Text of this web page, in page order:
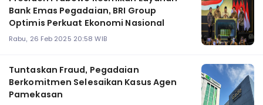
Bank Emas Pegadaian, BRI Group
Optimis Perkuat Ekonomi Nasional
Rabu, 26 Feb 2025 20:58 WIB
Tuntaskan Fraud, Pegadaian
Berkomitmen Selesaikan Kasus Agen
Pamekasan